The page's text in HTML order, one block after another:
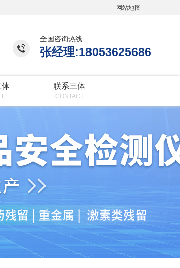
网站地图
全国咨询热线
张经理:18053625686
体 联系三体
CONTACT